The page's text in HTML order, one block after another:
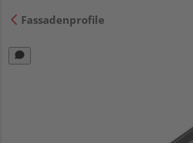
Fassadenprofile